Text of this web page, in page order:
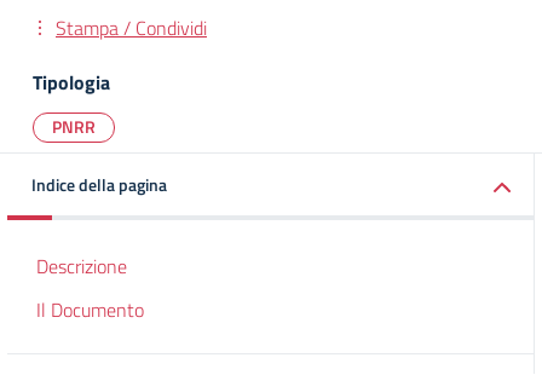
Stampa / Condividi
Tipologia
PNRR
Indice della pagina
Descrizione
Il Documento